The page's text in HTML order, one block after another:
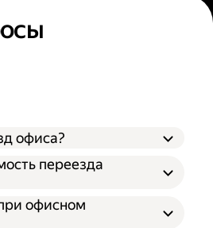
офиса?
до нового офиса;
переезда
офисном